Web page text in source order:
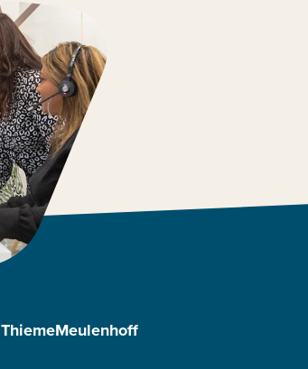
ThiemeMeulenhoff